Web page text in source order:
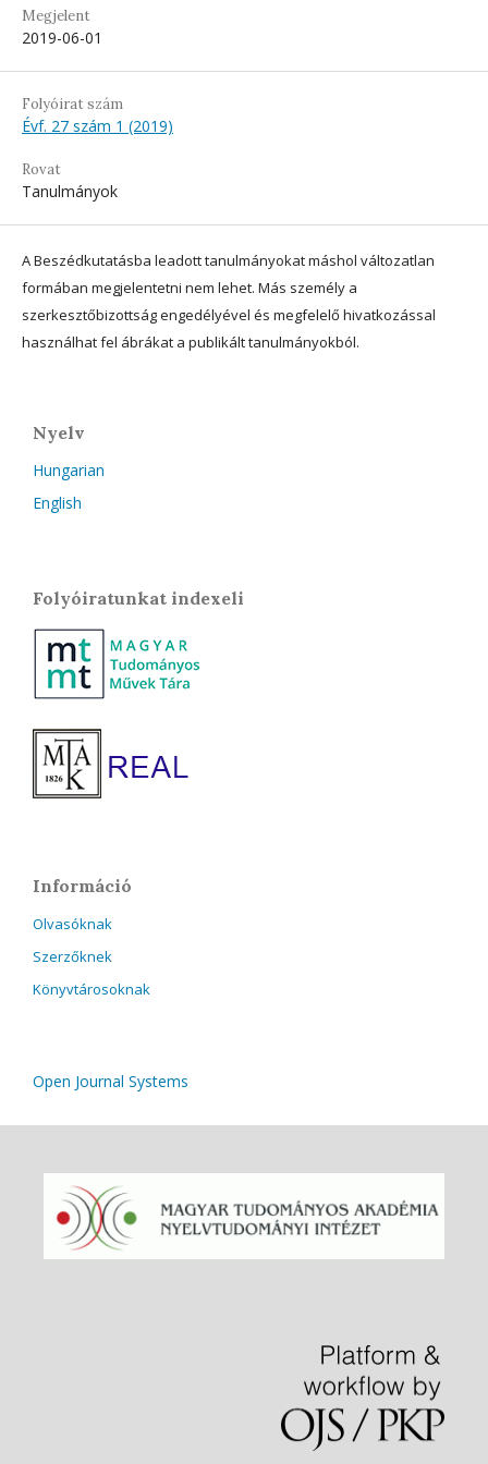
Megjelent
2019-06-01
Folyóirat szám
Évf. 27 szám 1 (2019)
Rovat
Tanulmányok
A Beszédkutatásba leadott tanulmányokat máshol változatlan
formában megjelentetni nem lehet. Más személy a
szerkesztőbizottság engedélyével és megfelelő hivatkozással
használhat fel ábrákat a publikált tanulmányokból.
Nyelv
Hungarian
English
Folyóiratunkat indexeli
Információ
Olvasóknak
Szerzőknek
Könyvtárosoknak
Open Journal Systems